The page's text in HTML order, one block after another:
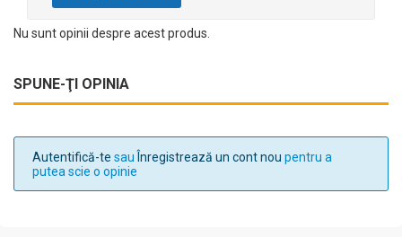
Nu sunt opinii despre acest produs.
SPUNE-ŢI OPINIA
Autentifică-te sau Înregistrează un cont nou pentru a
putea scie o opinie